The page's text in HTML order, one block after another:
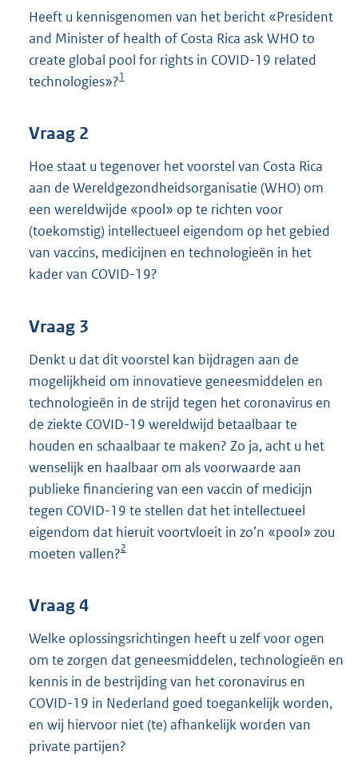
b
Heeft u kennisgenomen van het bericht «President
and Minister of health of Costa Rica ask WHO to
create global pool for rights in COVID-19 related
technologies»?1
Vraag 2
Hoe staat u tegenover het voorstel van Costa Rica
aan de Wereldgezondheidsorganisatie (WHO) om
een wereldwijde «pool» op te richten voor
(toekomstig) intellectueel eigendom op het gebied
van vaccins, medicijnen en technologieën in het
kader van COVID-19?
Vraag 3
Denkt u dat dit voorstel kan bijdragen aan de
mogelijkheid om innovatieve geneesmiddelen en
technologieën in de strijd tegen het coronavirus en
de ziekte COVID-19 wereldwijd betaalbaar te
houden en schaalbaar te maken? Zo ja, acht u het
wenselijk en haalbaar om als voorwaarde aan
publieke financiering van een vaccin of medicijn
tegen COVID-19 te stellen dat het intellectueel
eigendom dat hieruit voortvloeit in zo’n «pool» zou
moeten vallen?2
Vraag 4
Welke oplossingsrichtingen heeft u zelf voor ogen
om te zorgen dat geneesmiddelen, technologieën en
kennis in de bestrijding van het coronavirus en
COVID-19 in Nederland goed toegankelijk worden,
en wij hiervoor niet (te) afhankelijk worden van
private partijen?